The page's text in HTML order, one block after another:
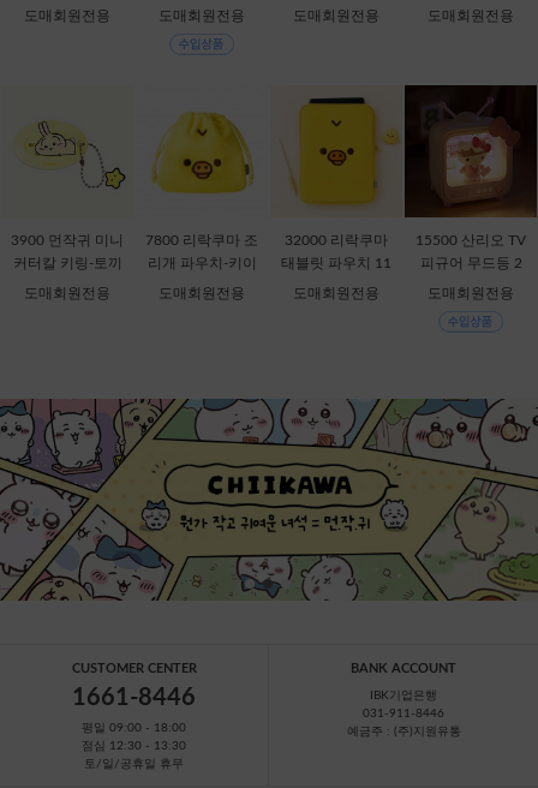
쿠마 [C2-068735]
도매회원전용
[C1-315167]
도매회원전용
리락쿠마 [C2-069
도매회원전용
-378816]
도매회원전용
3900 먼작귀 미니
커터칼 키링-토끼
[C1-068537] 할인
도매회원전용
7800 리락쿠마 조
리개 파우치-키이
로이토리 [C2-068
도매회원전용
32000 리락쿠마
태블릿 파우치 11
인치-키이로이토
도매회원전용
15500 산리오 TV
피규어 무드등 2
탄-헬로키티 [C1-7
도매회원전용
CUSTOMER CENTER
1661-8446
평일 09:00 - 18:00
점심 12:30 - 13:30
토/일/공휴일 휴무
BANK ACCOUNT
IBK기업은행
031-911-8446
예금주 : (주)지원유통